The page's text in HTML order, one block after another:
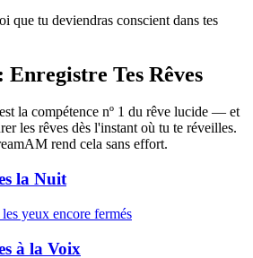
tu deviendras conscient dans tes
Tes Rêves
la compétence nº 1 du rêve lucide — et
les rêves dès l'instant où tu te réveilles.
rend cela sans effort.
la Nuit
yeux encore fermés
à la Voix